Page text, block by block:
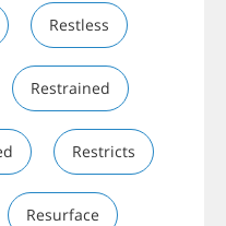
Restless
Restrained
Restricts
Resurface